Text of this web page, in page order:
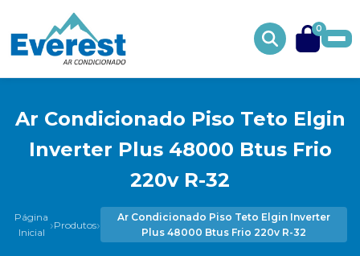
0
Ar Condicionado Piso Teto Elgin
Inverter Plus 48000 Btus Frio
220v R-32
Página
Inicial ›Produtos›
Ar Condicionado Piso Teto Elgin Inverter
Plus 48000 Btus Frio 220v R-32